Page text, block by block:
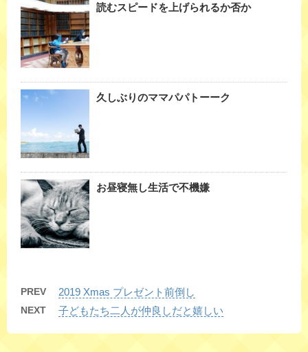
読むスピードを上げられるか否か
久しぶりのママパパトーーク
お昼寝無し生活で不機嫌
PREV 2019 Xmas プレゼント前倒し
NEXT 子どもたち二人が仲良しだと嬉しい